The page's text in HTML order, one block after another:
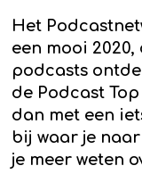
Het
een mooi
podcasts
de Podcast
dan met een
bij waar je
je meer weten